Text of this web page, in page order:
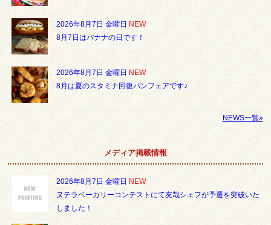
2026年8月7日 金曜日 NEW
8月7日はバナナの日です！
2026年8月7日 金曜日 NEW
8月は夏のスタミナ回復パンフェアです♪
NEWS一覧»
メディア掲載情報
2026年8月7日 金曜日 NEW
ヌテラベーカリーコンテストにて友哉シェフが予選を突破いた
しました！